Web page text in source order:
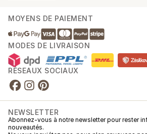
MOYENS DE PAIEMENT
MODES DE LIVRAISON
RÉSEAUX SOCIAUX
NEWSLETTER
Abonnez-vous à notre newsletter pour rester
nouveautés.